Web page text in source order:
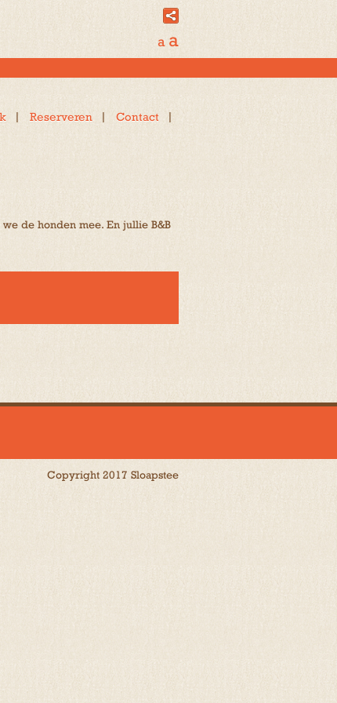
a a
Reserveren Contact
de honden mee. En jullie B&B
Copyright 2017 Sloapstee